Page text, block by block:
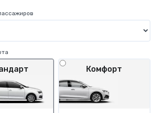
Комфорт